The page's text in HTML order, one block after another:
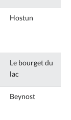
Hostun
Le bourget du
lac
Beynost